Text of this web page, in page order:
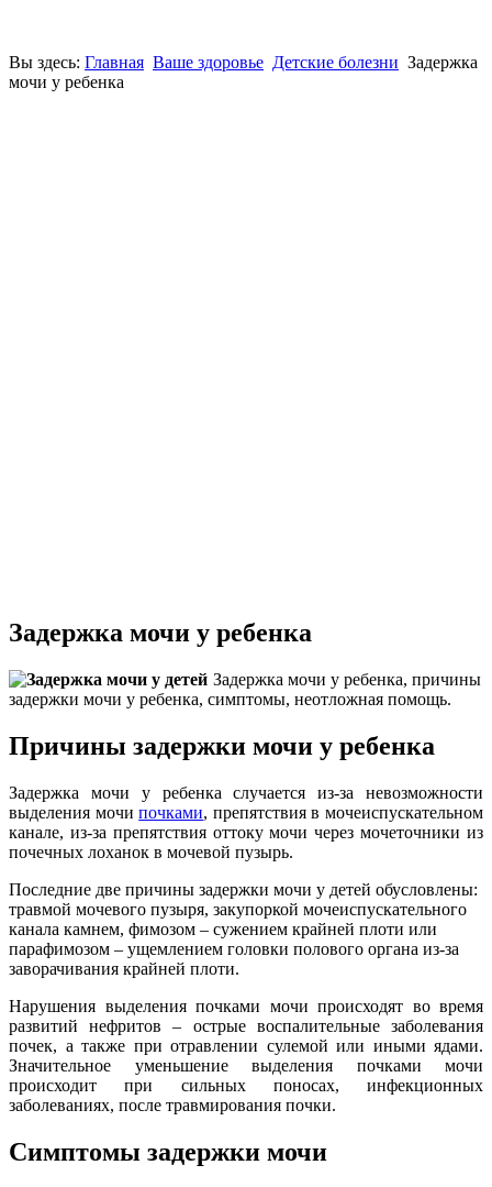
Вы здесь: Главная Ваше здоровье Детские болезни Задержка
мочи у ребенка
Задержка мочи у ребенка
Задержка мочи у ребенка, причины
задержки мочи у ребенка, симптомы, неотложная помощь.
Причины задержки мочи у ребенка
Задержка мочи у ребенка случается из-за невозможности
выделения мочипочками, препятствия в мочеиспускательном
канале, из-за препятствия оттоку мочи через мочеточники из
почечных лоханок в мочевой пузырь.
Последние две причины задержки мочи у детей обусловлены:
травмой мочевого пузыря, закупоркой мочеиспускательного
канала камнем, фимозом – сужением крайней плоти или
парафимозом – ущемлением головки полового органа из-за
заворачивания крайней плоти.
Нарушения выделения почками мочи происходят во время
развитий нефритов – острые воспалительные заболевания
почек, а также при отравлении сулемой или иными ядами.
Значительное уменьшение выделения почками мочи
происходит при сильных поносах, инфекционных
заболеваниях, после травмирования почки.
Симптомы задержки мочи